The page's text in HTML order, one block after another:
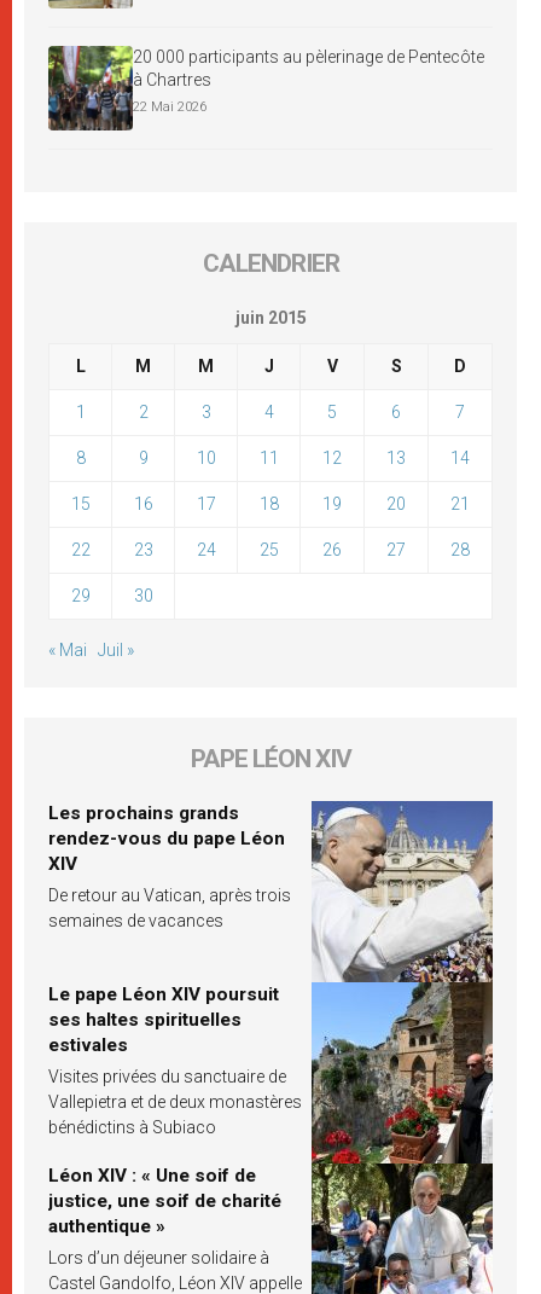
20 000 participants au pèlerinage de Pentecôte
à Chartres
22 Mai 2026
CALENDRIER
juin 2015
L M M J V S D
1 2 3 4 5 6 7
8 9 10 11 12 13 14
15 16 17 18 19 20 21
22 23 24 25 26 27 28
29 30
« Mai Juil »
PAPE LÉON XIV
Les prochains grands
rendez-vous du pape Léon
XIV
De retour au Vatican, après trois
semaines de vacances
Le pape Léon XIV poursuit
ses haltes spirituelles
estivales
Visites privées du sanctuaire de
Vallepietra et de deux monastères
bénédictins à Subiaco
Léon XIV : « Une soif de
justice, une soif de charité
authentique »
Lors d’un déjeuner solidaire à
Castel Gandolfo, Léon XIV appelle